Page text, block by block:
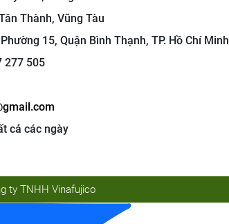
Thành, Vũng Tàu
15, Quận Bình Thạnh, TP. Hồ Chí Minh
277 505
cả các ngày
ty TNHH Vinafujico